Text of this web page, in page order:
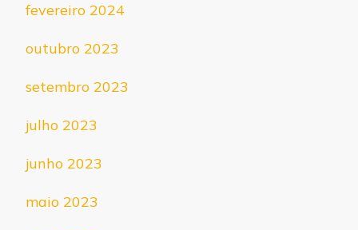
fevereiro 2024
outubro 2023
setembro 2023
julho 2023
junho 2023
maio 2023